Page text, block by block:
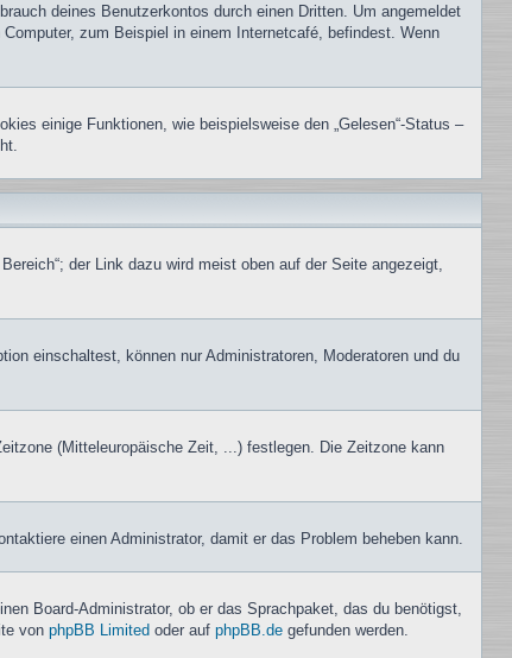
deines Benutzerkontos durch einen Dritten. Um angemeldet
zum Beispiel in einem Internetcafé, befindest. Wenn
einige Funktionen, wie beispielsweise den „Gelesen“-Status –
der Link dazu wird meist oben auf der Seite angezeigt,
einschaltest, können nur Administratoren, Moderatoren und du
(Mitteleuropäische Zeit, ...) festlegen. Die Zeitzone kann
einen Administrator, damit er das Problem beheben kann.
Board-Administrator, ob er das Sprachpaket, das du benötigst,
von phpBB Limited oder auf phpBB.de gefunden werden.